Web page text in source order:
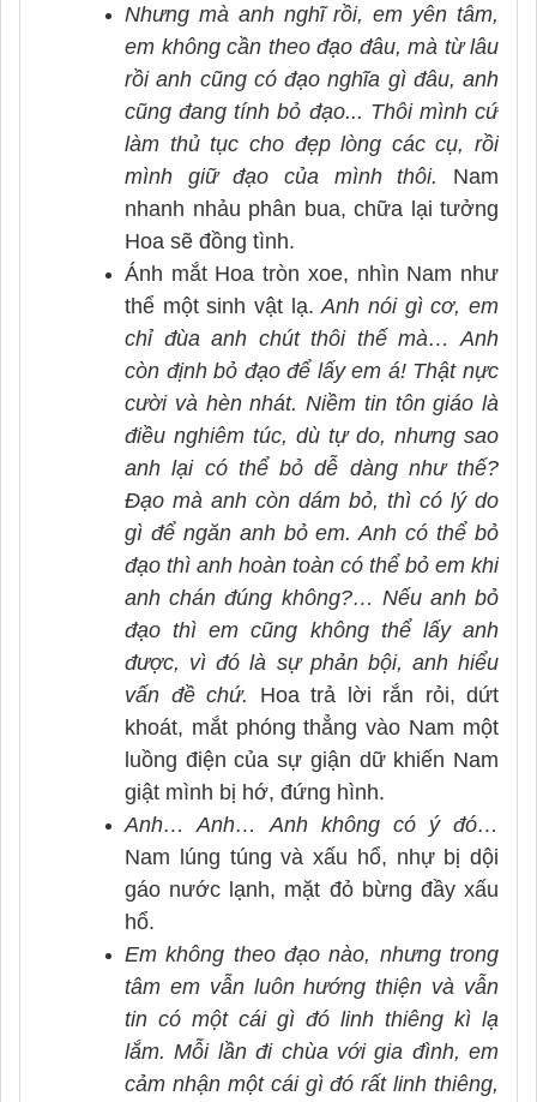
Nhưng mà anh nghĩ rồi, em yên tâm,
em không cần theo đạo đâu, mà từ lâu
rồi anh cũng có đạo nghĩa gì đâu, anh
cũng đang tính bỏ đạo... Thôi mình cứ
làm thủ tục cho đẹp lòng các cụ, rồi
mình giữ đạo của mình thôi. Nam
nhanh nhảu phân bua, chữa lại tưởng
Hoa sẽ đồng tình.
Ánh mắt Hoa tròn xoe, nhìn Nam như
thể một sinh vật lạ.Anh nói gì cơ, em
chỉ đùa anh chút thôi thế mà… Anh
còn định bỏ đạo để lấy em á! Thật nực
cười và hèn nhát. Niềm tin tôn giáo là
điều nghiêm túc, dù tự do, nhưng sao
anh lại có thể bỏ dễ dàng như thế?
Đạo mà anh còn dám bỏ, thì có lý do
gì để ngăn anh bỏ em. Anh có thể bỏ
đạo thì anh hoàn toàn có thể bỏ em khi
anh chán đúng không?… Nếu anh bỏ
đạo thì em cũng không thể lấy anh
được, vì đó là sự phản bội, anh hiểu
vấn đề chứ. Hoa trả lời rắn rỏi, dứt
khoát, mắt phóng thẳng vào Nam một
luồng điện của sự giận dữ khiến Nam
giật mình bị hớ, đứng hình.
Anh… Anh…
Anh không có ý đó…
Nam lúng túng và xấu hổ, nhự bị dội
gáo nước lạnh, mặt đỏ bừng đầy xấu
hổ.
Em không theo đạo nào, nhưng trong
tâm em vẫn luôn hướng thiện và vẫn
tin có một cái gì đó linh thiêng kì lạ
lắm. Mỗi lần đi chùa với gia đình, em
cảm nhận một cái gì đó rất linh thiêng,